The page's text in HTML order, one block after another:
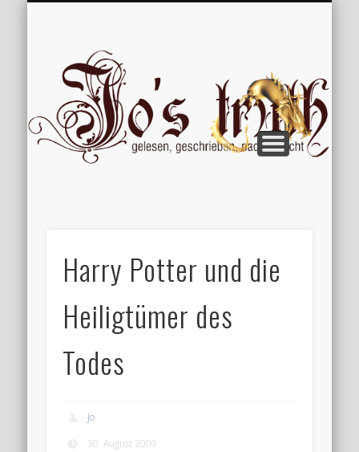
Harry Potter und die
Heiligtümer des
Todes
Jo
30. August 2009